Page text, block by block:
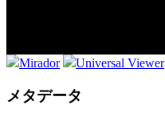
Mirador Universal Viewer
メタデータ